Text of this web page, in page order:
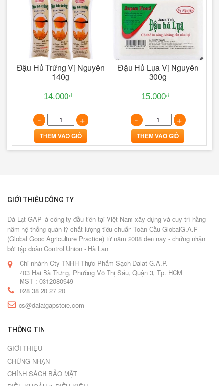
Đậu Hủ Trứng Vị Nguyên
140g
14.000₫
- +
THÊM VÀO GIỎ
Đậu Hủ Lụa Vị Nguyên
300g
15.000₫
- +
THÊM VÀO GIỎ
GIỚI THIỆU CÔNG TY
Đà Lạt GAP là công ty đầu tiên tại Việt Nam xây dựng và duy trì hằng
năm hệ thống quản lý chất lượng tiêu chuẩn Toàn Cầu GlobalG.A.P
(Global Good Agriculture Practice) từ năm 2008 đến nay - chứng nhận
bởi tập đoàn Control Union - Hà Lan.
Chi nhánh Cty TNHH Thực Phẩm Sạch Dalat G.A.P.
403 Hai Bà Trưng, Phường Võ Thị Sáu, Quận 3, Tp. HCM
MST : 0312080949
028 38 20 27 20
cs@dalatgapstore.com
THÔNG TIN
GIỚI THIỆU
CHỨNG NHẬN
CHÍNH SÁCH BẢO MẬT